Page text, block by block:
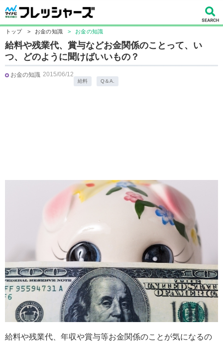
トップ > お金の知識 > お金の知識
給料や残業代、賞与などお金関係のことって、い
つ、どのように聞けばいいもの？
お金の知識 2015/06/12
給料 Q＆A.
給料や残業代、年収や賞与等お金関係のことが気になるの